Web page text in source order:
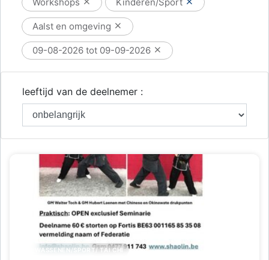
Aalst en omgeving
09-08-2026 tot 09-09-2026
leeftijd van de deelnemer :
VOLWASSENEN/SPORT/ TAI CHI